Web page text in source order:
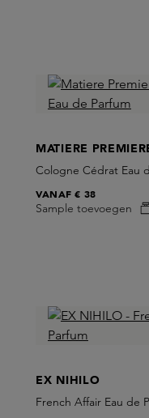
MATIERE
Cologne Cédrat Eau
Sample toevoegen
VANAF€ 38
EX NIHILO
French Affair Eau de